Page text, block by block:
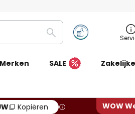
Zoeken
Merken SALE
Kopiëren WOW